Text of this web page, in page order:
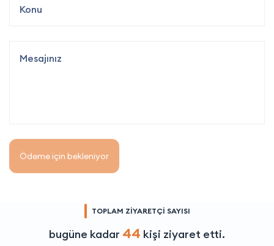
Ödeme için bekleniyor
TOPLAM ZİYARETÇİ SAYISI
bugüne kadar 44 kişi ziyaret etti.